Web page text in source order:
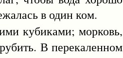
в один ком.
кубиками; морковь,
В перекаленном